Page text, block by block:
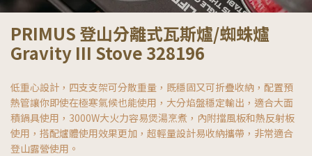
PRIMUS 登山分離式瓦斯爐/蜘蛛爐
Gravity III Stove 328196
低重心設計，四支支架可分散重量，既穩固又可折疊收納，配置預
熱管讓你即使在極寒氣候也能使用，大分焰盤穩定輸出，適合大面
積鍋具使用，3000W大火力容易煲湯烹煮，內附擋風板和熱反射板
使用，搭配爐體使用效果更加，超輕量設計易收納攜帶，非常適合
登山露營使用。